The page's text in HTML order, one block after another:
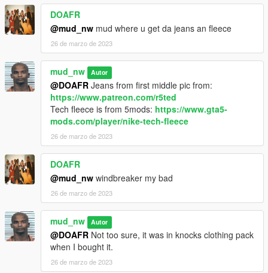
DOAFR
@mud_nw mud where u get da jeans an fleece
26 de marzo de 2023
mud_nw Autor
@DOAFR Jeans from first middle pic from:
https://www.patreon.com/r5ted
Tech fleece is from 5mods: https://www.gta5-
mods.com/player/nike-tech-fleece
26 de marzo de 2023
DOAFR
@mud_nw windbreaker my bad
26 de marzo de 2023
mud_nw Autor
@DOAFR Not too sure, it was in knocks clothing pack
when I bought it.
26 de marzo de 2023